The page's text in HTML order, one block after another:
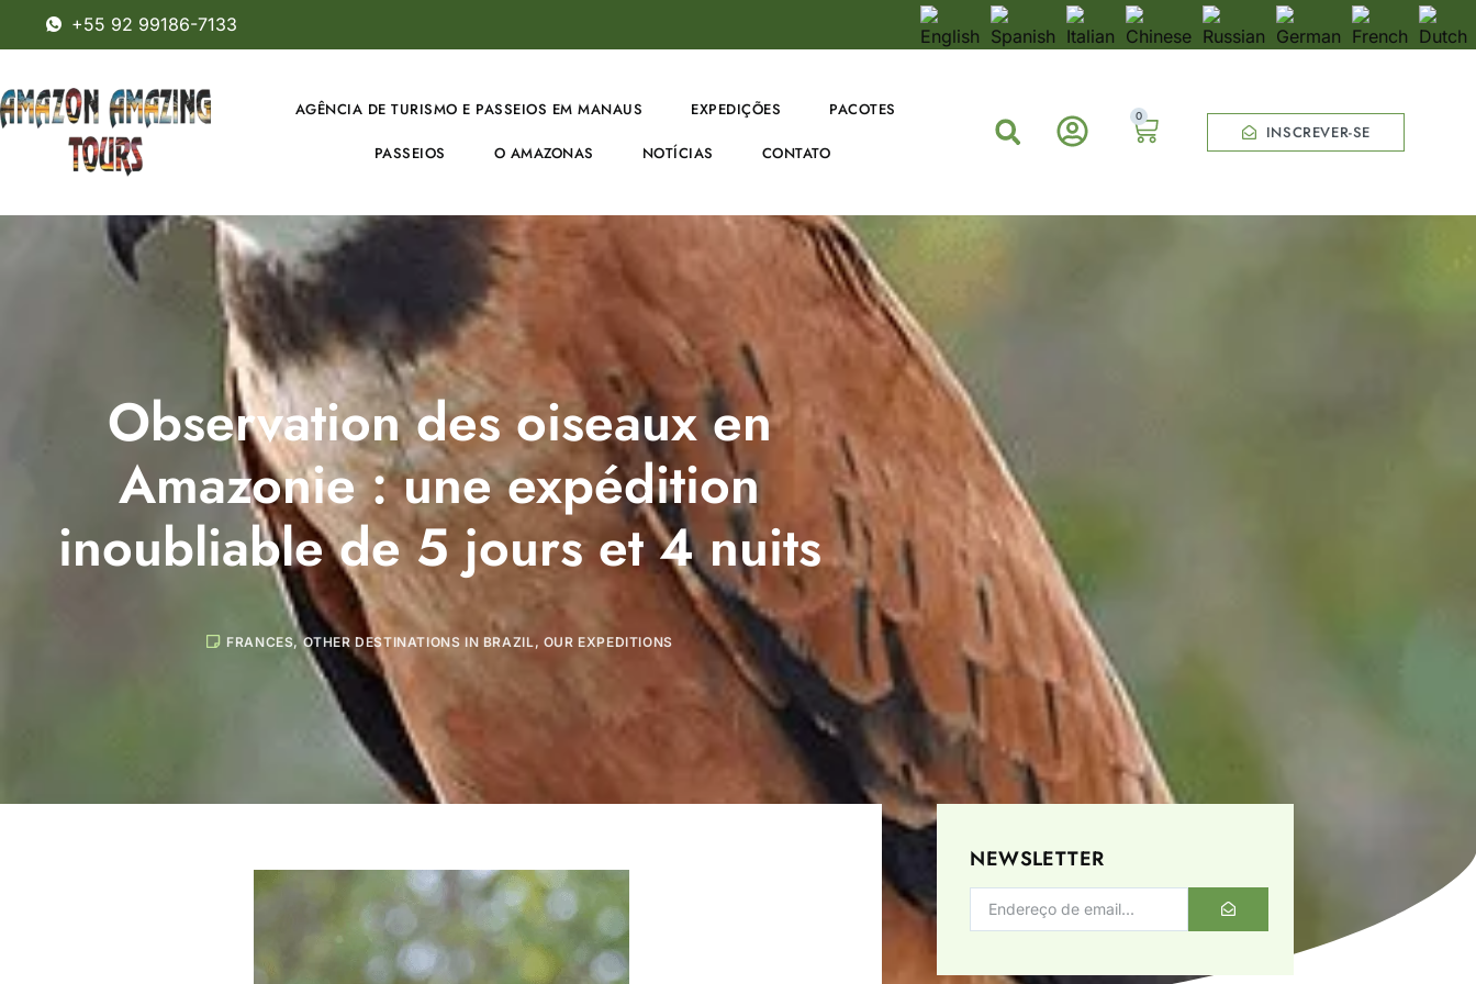
+55 92 99186-7133
AGÊNCIA DE TURISMO E PASSEIOS EM MANAUS EXPEDIÇÕES PACOTES
PASSEIOS O AMAZONAS NOTÍCIAS CONTATO
0
INSCREVER-SE
Observation des oiseaux en
Amazonie : une expédition
inoubliable de 5 jours et 4 nuits
FRANCES,OTHER DESTINATIONS IN BRAZIL , OUR EXPEDITIONS
NEWSLETTER